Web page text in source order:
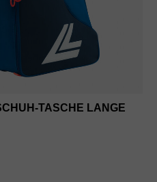
TASCHE LANGE